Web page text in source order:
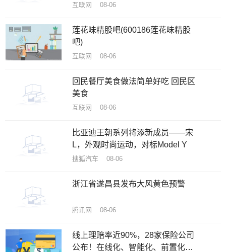
互联网 08-06
莲花味精股吧(600186莲花味精股
吧)
互联网 08-06
回民餐厅美食做法简单好吃 回民区
美食
互联网 08-06
比亚迪王朝系列将添新成员——宋
L，外观时尚运动，对标Model Y
搜狐汽车 08-06
浙江省遂昌县发布大风黄色预警
腾讯网 08-06
线上理赔率近90%，28家保险公司
公布！在线化、智能化、前置化成